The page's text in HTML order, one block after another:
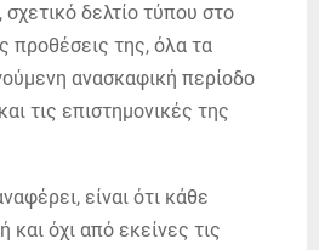
σχετικό δελτίο τύπου στο
προθέσεις της, όλα τα
ανασκαφική περίοδο
τις επιστημονικές της
είναι ότι κάθε
όχι από εκείνες τις